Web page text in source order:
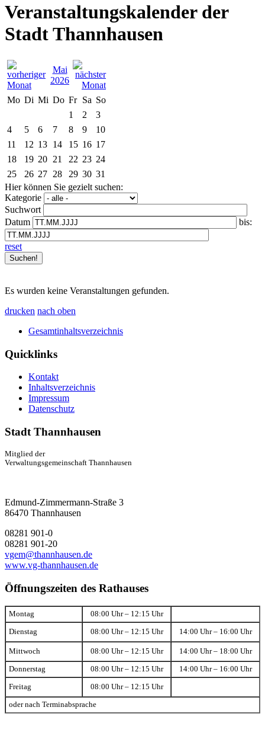
Veranstaltungskalender der
Stadt Thannhausen
Mai
2026
Mo Di Mi Do Fr Sa So
1
2
3
4
5 6 7 8 9
10
11
12 13 14 15 16 17
18
19 20 21 22 23 24
25
26 27 28 29 30 31
Hier können Sie gezielt suchen:
Kategorie
Suchwort
Datum
bis:
reset
Es wurden keine Veranstaltungen gefunden.
drucken nach oben
Gesamtinhaltsverzeichnis
Quicklinks
Kontakt
Inhaltsverzeichnis
Impressum
Datenschutz
Stadt Thannhausen
Mitglied der
Verwaltungsgemeinschaft Thannhausen
Edmund-Zimmermann-Straße 3
86470 Thannhausen
08281 901-0
08281 901-20
vgem@thannhausen.de
www.vg-thannhausen.de
Öffnungszeiten des Rathauses
Montag 08:00 Uhr – 12:15 Uhr
Dienstag 08:00 Uhr – 12:15 Uhr 14:00 Uhr – 16:00 Uhr
Mittwoch 08:00 Uhr – 12:15 Uhr 14:00 Uhr – 18:00 Uhr
Donnerstag 08:00 Uhr – 12:15 Uhr 14:00 Uhr – 16:00 Uhr
Freitag 08:00 Uhr – 12:15 Uhr
oder nach Terminabsprache